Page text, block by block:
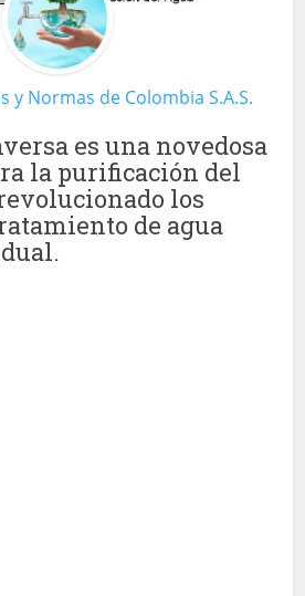
y Normas de Colombia S.A.S.
es una novedosa
la purificación del
los
de agua